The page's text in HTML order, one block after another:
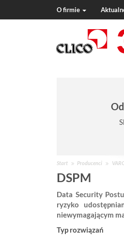
O firmie
J
e
s
t
e
ś
Start Producenci
DSPM
Data Security
ryzyko
niewymagającym
Typ rozwiązań